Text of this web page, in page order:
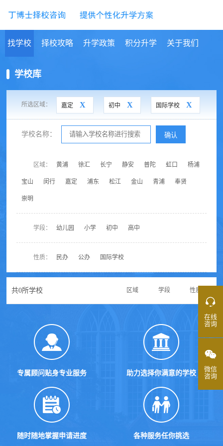
在线
咨询
微信
咨询
找学校 择校攻略 升学政策 积分升学 关于我们
学校库
所选区域： 嘉定 X 初中 X 国际学校 X
学校名称： 确认
区域： 黄浦 徐汇 长宁 静安 普陀 虹口 杨浦
宝山 闵行 嘉定 浦东 松江 金山 青浦 奉贤
崇明
学段： 幼儿园 小学 初中 高中
性质： 民办 公办 国际学校
共0所学校 区域 学段 性质
专属顾问贴身专业服务 助力选择你满意的学校
随时随地掌握申请进度 各种服务任你挑选